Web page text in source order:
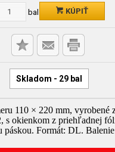
bal KÚPIŤ
Skladom - 29 bal
110 × 220 mm, vyrobené
s okienkom z priehľadnej
páskou. Formát: DL.